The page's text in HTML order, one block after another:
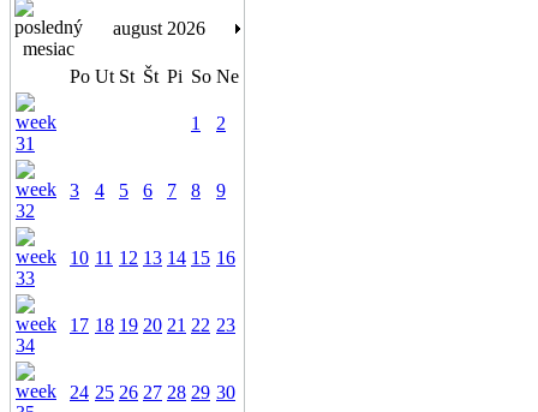
august 2026
Po Ut St Št Pi So Ne
1 2
3 4 5 6 7 8 9
10 11 12 13 14 15 16
17 18 19 20 21 22 23
24 25 26 27 28 29 30